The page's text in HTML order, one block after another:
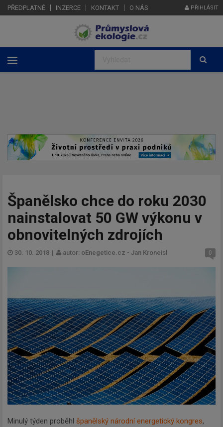
PŘEDPLATNÉ INZERCE KONTAKT O NÁS PŘIHLÁSIT
Španělsko chce do roku 2030
nainstalovat 50 GW výkonu v
obnovitelných zdrojích
30. 10. 2018 | autor: oEnegetice.cz - Jan Kroneisl 0
Minulý týden proběhl španělský národní energetický kongres,